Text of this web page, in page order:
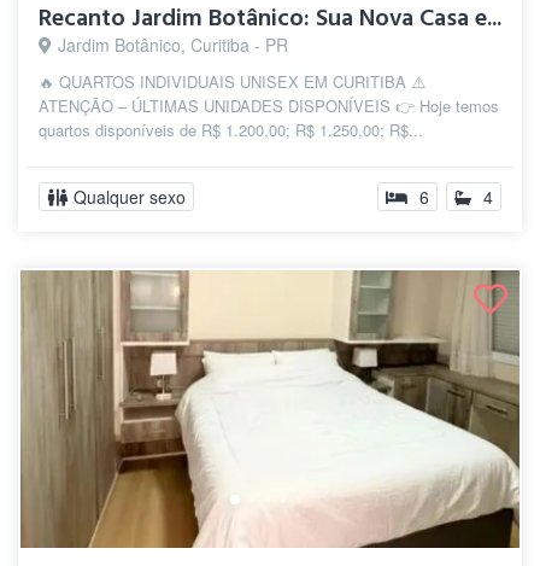
Recanto Jardim Botânico: Sua Nova Casa e...
Jardim Botânico, Curitiba - PR
🔥 QUARTOS INDIVIDUAIS UNISEX EM CURITIBA ⚠️
ATENÇÃO – ÚLTIMAS UNIDADES DISPONÍVEIS 👉 Hoje temos
quartos disponíveis de R$ 1.200,00; R$ 1.250,00; R$...
Qualquer sexo 6 4